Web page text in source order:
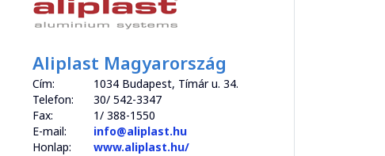
Aliplast Magyarország
Cím:
1034 Budapest, Tímár u. 34.
Telefon:
30/ 542-3347
Fax:
1/ 388-1550
E-mail:
info@aliplast.hu
Honlap:
www.aliplast.hu/